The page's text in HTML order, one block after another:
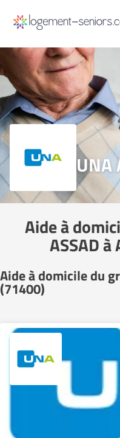
UNA
Aide à
ASSAD
Aide à domicile du
(71400)